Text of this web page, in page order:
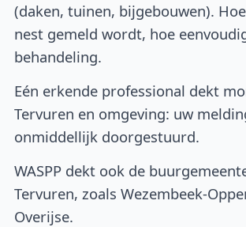
(daken, tuinen, bijgebouwen).
nest gemeld wordt, hoe
behandeling.
Eén erkende professional dekt
Tervuren en omgeving: uw
onmiddellijk doorgestuurd.
WASPP dekt ook de
Tervuren, zoals Wezembeek-
Overijse.